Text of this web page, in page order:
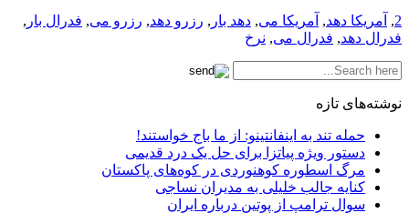
2
, آمریکا دهد, آمریکا می, دهد بار , رزرو دهد, رزرو می, فدرال بار ,
فدرال دهد, فدرال می, نرخ
نوشته‌های تازه
حمله تند به اینفانتینو: از ما باج خواستند!
دستور ویژه پیاتزا برای حل یک درد قدیمی
مرگ اسطوره کوهنوردی در کوه‌های پاکستان
کنایه جالب خلیلی به مدیران نساجی
سوال ترامپ از پوتین درباره ایران